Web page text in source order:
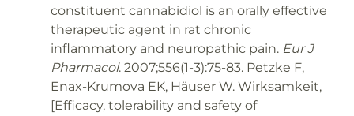
constituent cannabidiol is an orally effective
therapeutic agent in rat chronic
inflammatory and neuropathic pain. Eur J
Pharmacol. 2007;556(1-3):75-83. Petzke F,
Enax-Krumova EK, Häuser W. Wirksamkeit,
[Efficacy, tolerability and safety of